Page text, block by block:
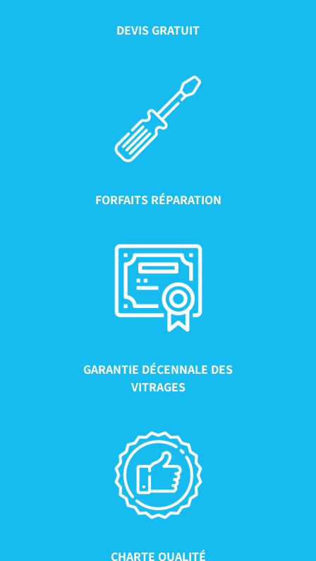
DEVIS GRATUIT
FORFAITS RÉPARATION
GARANTIE DÉCENNALE DES
VITRAGES
CHARTE QUALITÉ